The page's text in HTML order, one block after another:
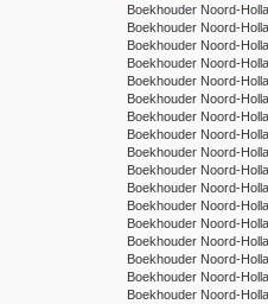
Boekhouder Noord-
Boekhouder Noord-
Boekhouder Noord-
Boekhouder Noord-
Boekhouder Noord-
Boekhouder Noord-
Boekhouder Noord-
Boekhouder Noord-
Boekhouder Noord-
Boekhouder Noord-
Boekhouder Noord-
Boekhouder Noord-
Boekhouder Noord-
Boekhouder Noord-
Boekhouder Noord-
Boekhouder Noord-
Boekhouder Noord-